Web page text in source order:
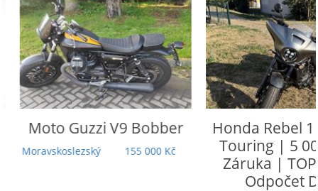
Moto GuzziV9 Bobber
Moravskoslezský 155 000 Kč
HondaRebel
Touring | 5
Záruka | TOP
Odpočet